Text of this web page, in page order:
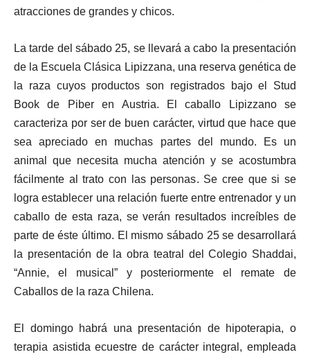
atracciones de grandes y chicos.
La tarde del sábado 25, se llevará a cabo la presentación
de la Escuela Clásica Lipizzana, una reserva genética de
la raza cuyos productos son registrados bajo el Stud
Book de Piber en Austria. El caballo Lipizzano se
caracteriza por ser de buen carácter, virtud que hace que
sea apreciado en muchas partes del mundo. Es un
animal que necesita mucha atención y se acostumbra
fácilmente al trato con las personas. Se cree que si se
logra establecer una relación fuerte entre entrenador y un
caballo de esta raza, se verán resultados increíbles de
parte de éste último. El mismo sábado 25 se desarrollará
la presentación de la obra teatral del Colegio Shaddai,
“Annie, el musical” y posteriormente el remate de
Caballos de la raza Chilena.
El domingo habrá una presentación de hipoterapia, o
terapia asistida ecuestre de carácter integral, empleada